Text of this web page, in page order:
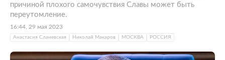
причиной плохого самочувствия Славы может быть
переутомление.
16:44, 29 мая 2023
Анастасия Сланевская Николай Макаров МОСКВА РОССИЯ